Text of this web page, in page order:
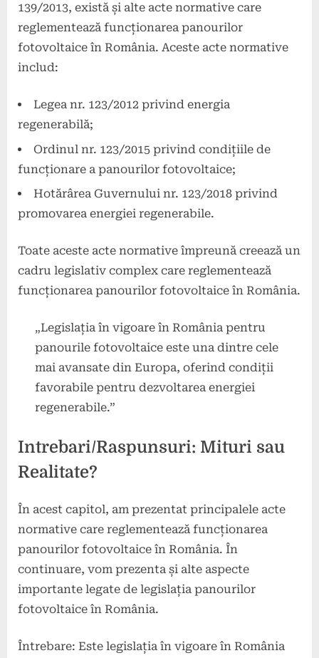
139/2013, există și alte acte normative care
reglementează funcționarea panourilor
fotovoltaice în România. Aceste acte normative
includ:
Legea nr. 123/2012 privind energia
regenerabilă;
Ordinul nr. 123/2015 privind condițiile de
funcționare a panourilor fotovoltaice;
Hotărârea Guvernului nr. 123/2018 privind
promovarea energiei regenerabile.
Toate aceste acte normative împreună creează un
cadru legislativ complex care reglementează
funcționarea panourilor fotovoltaice în România.
„Legislația în vigoare în România pentru
panourile fotovoltaice este una dintre cele
mai avansate din Europa, oferind condiții
favorabile pentru dezvoltarea energiei
regenerabile.”
Intrebari/Raspunsuri: Mituri sau
Realitate?
În acest capitol, am prezentat principalele acte
normative care reglementează funcționarea
panourilor fotovoltaice în România. În
continuare, vom prezenta și alte aspecte
importante legate de legislația panourilor
fotovoltaice în România.
Întrebare: Este legislația în vigoare în România